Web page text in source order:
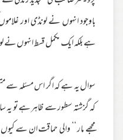
باوجود انہوں نے لونڈی اور
ہے بلکہ ایک مکمل قسط انہوں نے
سوال یہ ہے کہ اگر اس مسئلہ سے
کہ گزشتہ سطور سے ظاہر ہے تو یہ
مجھے مار ‘‘ والی حماقت ان سے